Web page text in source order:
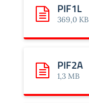
Scarica: PIF1L
PIF1L
369,0 KB
Scarica: PIF2A
PIF2A
1,3 MB